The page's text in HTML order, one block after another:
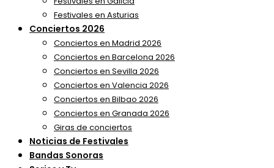
Festivales en Asturias
Conciertos 2026
Conciertos en Madrid 2026
Conciertos en Barcelona 2026
Conciertos en Sevilla 2026
Conciertos en Valencia 2026
Conciertos en Bilbao 2026
Conciertos en Granada 2026
Giras de conciertos
Noticias de Festivales
Bandas Sonoras